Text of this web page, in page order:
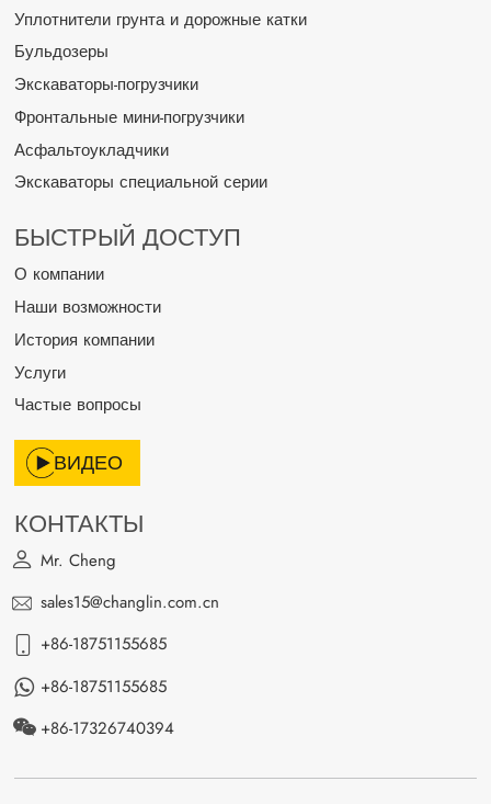
Уплотнители грунта и дорожные катки
Бульдозеры
Экскаваторы-погрузчики
Фронтальные мини-погрузчики
Асфальтоукладчики
Экскаваторы специальной серии
БЫСТРЫЙ ДОСТУП
О компании
Наши возможности
История компании
Услуги
Частые вопросы
ВИДЕО
КОНТАКТЫ
Mr. Cheng
sales15@changlin.com.cn
+86-18751155685
+86-18751155685
+86-17326740394